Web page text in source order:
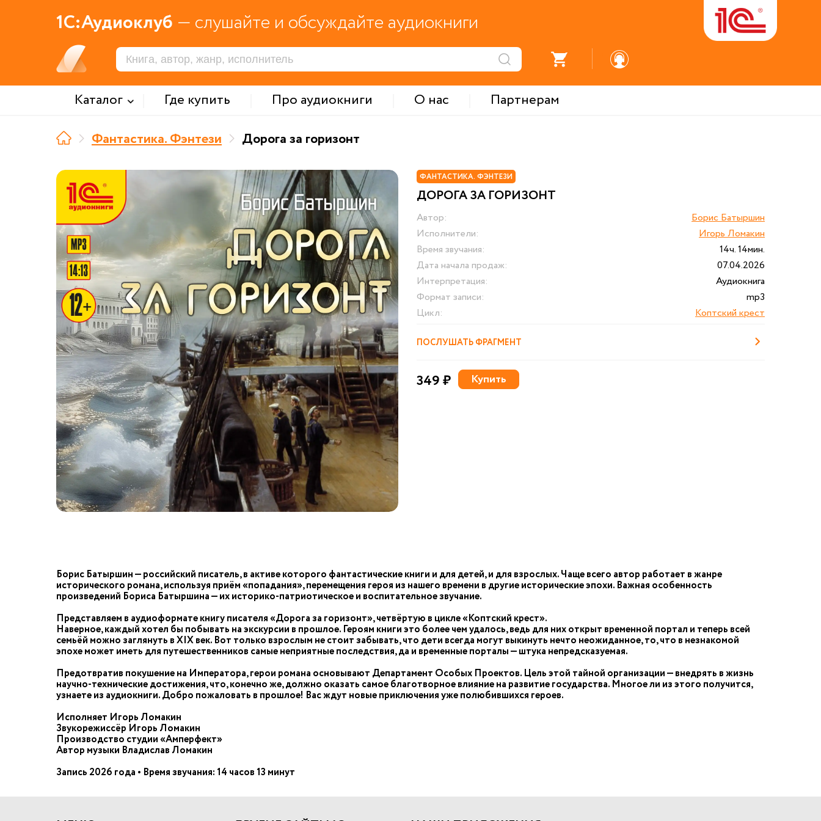
1С:Аудиоклуб — слушайте и обсуждайте аудиокниги
Каталог Где купить Про аудиокниги О нас
Партнерам
Фантастика. Фэнтези
Дорога за горизонт
ФАНТАСТИКА. ФЭНТЕЗИ
ДОРОГА ЗА ГОРИЗОНТ
Автор:
Борис Батыршин
Исполнители:
Игорь Ломакин
Время звучания:
14ч. 14мин.
Дата начала продаж:
07.04.2026
Интерпретация:
Аудиокнига
Формат записи:
mp3
Цикл:
Коптский крест
ПОСЛУШАТЬ ФРАГМЕНТ
349 ₽ Купить
Борис Батыршин — российский писатель, в активе которого фантастические книги и для детей, и для взрослых. Чаще всего автор работает в жанре
исторического романа, используя приём «попадания», перемещения героя из нашего времени в другие исторические эпохи. Важная особенность
произведений Бориса Батыршина — их историко-патриотическое и воспитательное звучание.
Представляем в аудиоформате книгу писателя «Дорога за горизонт», четвёртую в цикле «Коптский крест».
Наверное, каждый хотел бы побывать на экскурсии в прошлое. Героям книги это более чем удалось, ведь для них открыт временной портал и теперь всей
семьёй можно заглянуть в XIX век. Вот только взрослым не стоит забывать, что дети всегда могут выкинуть нечто неожиданное, то, что в незнакомой
эпохе может иметь для путешественников самые неприятные последствия, да и временные порталы — штука непредсказуемая.
Предотвратив покушение на Императора, герои романа основывают Департамент Особых Проектов. Цель этой тайной организации — внедрять в жизнь
научно-технические достижения, что, конечно же, должно оказать самое благотворное влияние на развитие государства. Многое ли из этого получится,
узнаете из аудиокниги. Добро пожаловать в прошлое! Вас ждут новые приключения уже полюбившихся героев.
Исполняет Игорь Ломакин
Звукорежиссёр Игорь Ломакин
Производство студии «Амперфект»
Автор музыки Владислав Ломакин
Запись 2026 года • Время звучания: 14 часов 13 минут